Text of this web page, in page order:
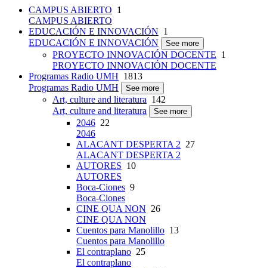
CAMPUS ABIERTO 1
CAMPUS ABIERTO
EDUCACIÓN E INNOVACIÓN 1
EDUCACIÓN E INNOVACIÓN
See more
PROYECTO INNOVACIÓN DOCENTE 1
PROYECTO INNOVACIÓN DOCENTE
Programas Radio UMH 1813
Programas Radio UMH
See more
Art, culture and literatura 142
Art, culture and literatura
See more
2046 22
2046
ALACANT DESPERTA 2 27
ALACANT DESPERTA 2
AUTORES 10
AUTORES
Boca-Ciones 9
Boca-Ciones
CINE QUA NON 26
CINE QUA NON
Cuentos para Manolillo 13
Cuentos para Manolillo
El contraplano 25
El contraplano